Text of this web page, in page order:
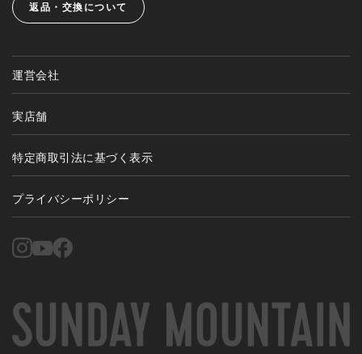
返品・交換について
運営会社
実店舗
特定商取引法に基づく表示
プライバシーポリシー